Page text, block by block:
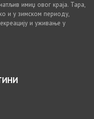
имиџ овог краја. Тара,
и у зимском периоду,
и уживање у